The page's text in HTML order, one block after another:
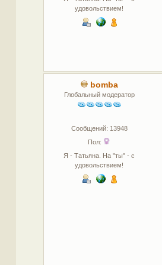
удовольствием!
bomba
Глобальный модератор
Сообщений: 13948
Пол:
Я - Татьяна. На "ты" - с
удовольствием!